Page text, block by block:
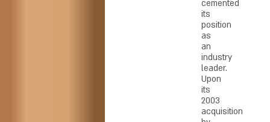
cemented
its
position
as
an
industry
leader.
Upon
its
2003
acquisition